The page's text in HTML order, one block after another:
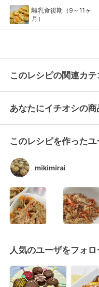
離乳食後期（9～11ヶ
月）
このレシピの関連カ
あなたにイチオシの商
このレシピを作ったユ
mikimirai
人気のユーザをフォロ